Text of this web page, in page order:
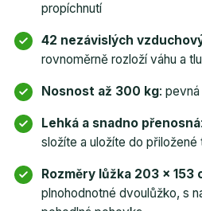
propíchnutí
42 nezávislých
rovnoměrně rozloží váhu a
Nosnost až 300 kg:
Lehká a snadno přenosná
složíte a uložíte do přiložené
Rozměry lůžka 203 × 153
plnohodnotné dvoulůžko, s